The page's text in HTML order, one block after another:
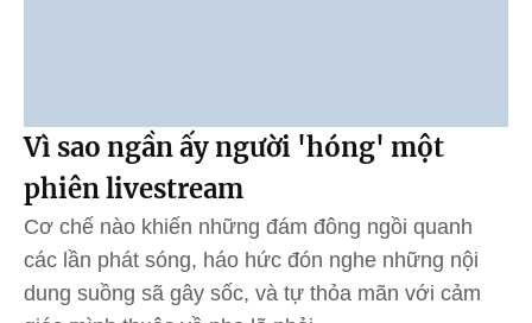
Vì sao ngần ấy người 'hóng' một
phiên livestream
Cơ chế nào khiến những đám đông ngồi quanh
các lần phát sóng, háo hức đón nghe những nội
dung suồng sã gây sốc, và tự thỏa mãn với cảm